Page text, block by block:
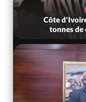
Côte
tonnes de